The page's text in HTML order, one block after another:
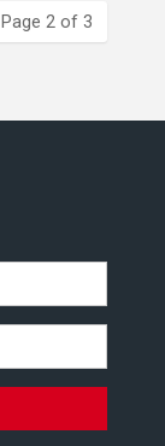
Page 2 of 3